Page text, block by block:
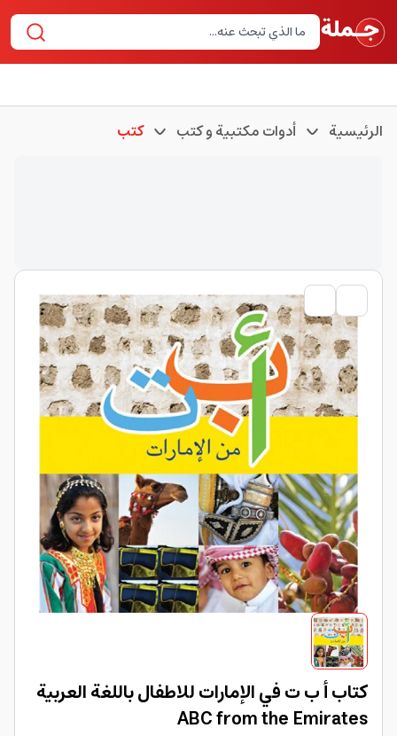
الرئيسية أدوات مكتبية و كتب كتب
كتاب أ ب ت في الإمارات للاطفال باللغة العربية
ABC from the Emirates